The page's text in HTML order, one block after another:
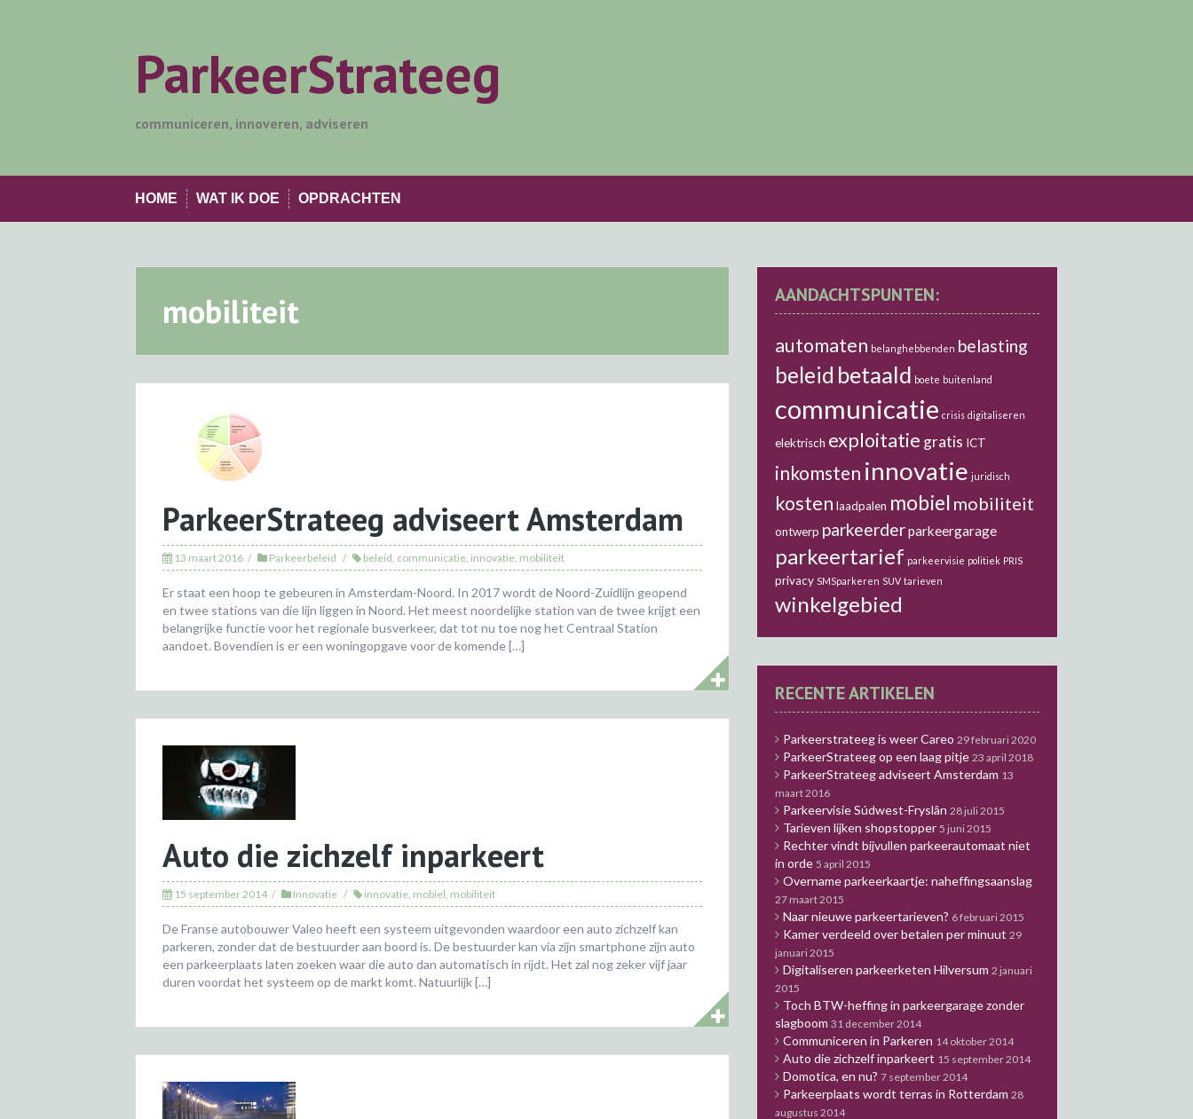
ParkeerStrateeg
communiceren, innoveren, adviseren
HOME WAT IK DOE OPDRACHTEN
mobiliteit
ParkeerStrateeg adviseert Amsterdam
13 maart 2016 Parkeerbeleid beleid, communicatie, innovatie, mobiliteit
Er staat een hoop te gebeuren in Amsterdam-Noord. In 2017 wordt de Noord-Zuidlijn geopend
en twee stations van die lijn liggen in Noord. Het meest noordelijke station van de twee krijgt een
belangrijke functie voor het regionale busverkeer, dat tot nu toe nog het Centraal Station
aandoet. Bovendien is er een woningopgave voor de komende […]
Auto die zichzelf inparkeert
15 september 2014 Innovatie innovatie, mobiel, mobiliteit
De Franse autobouwer Valeo heeft een systeem uitgevonden waardoor een auto zichzelf kan
parkeren, zonder dat de bestuurder aan boord is. De bestuurder kan via zijn smartphone zijn auto
een parkeerplaats laten zoeken waar die auto dan automatisch in rijdt. Het zal nog zeker vijf jaar
duren voordat het systeem op de markt komt. Natuurlijk […]
AANDACHTSPUNTEN:
automaten belanghebbenden belasting
beleid betaald boete buitenland
communicatie crisis digitaliseren
elektrisch exploitatie gratis ICT
inkomsten innovatie juridisch
kosten laadpalen mobiel mobiliteit
ontwerp parkeerderparkeergarage
parkeertarief parkeervisie politiek PRIS
privacy SMSparkeren SUV tarieven
winkelgebied
RECENTE ARTIKELEN
Parkeerstrateeg is weer Careo 29 februari 2020
ParkeerStrateeg op een laag pitje 23 april 2018
ParkeerStrateeg adviseert Amsterdam 13
maart 2016
Parkeervisie Súdwest-Fryslân 28 juli 2015
Tarieven lijken shopstopper 5 juni 2015
Rechter vindt bijvullen parkeerautomaat niet
in orde 5 april 2015
Overname parkeerkaartje: naheffingsaanslag
27 maart 2015
Naar nieuwe parkeertarieven? 6 februari 2015
Kamer verdeeld over betalen per minuut 29
januari 2015
Digitaliseren parkeerketen Hilversum 2 januari
2015
Toch BTW-heffing in parkeergarage zonder
slagboom 31 december 2014
Communiceren in Parkeren 14 oktober 2014
Auto die zichzelf inparkeert 15 september 2014
Domotica, en nu? 7 september 2014
Parkeerplaats wordt terras in Rotterdam 28
augustus 2014